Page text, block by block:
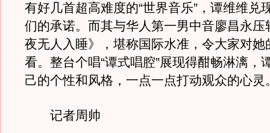
有好几首超高难度的“世界音乐”，谭维维兑
们的承诺。而其与华人第一男中音廖昌永压
夜无人入睡》，堪称国际水准，令大家对她
看。整台个唱“谭式唱腔”展现得酣畅淋漓，
己的个性和风格，一点一点打动观众的心灵
记者周帅